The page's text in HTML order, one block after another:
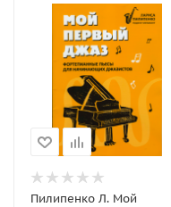
Пилипенко Л. Мой